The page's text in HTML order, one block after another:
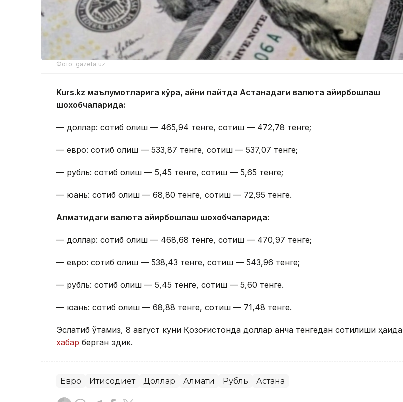
Фото: gazeta.uz
Kurs.kz маълумотларига кўра, айни пайтда Астанадаги валюта айирбошлаш
шохобчаларида:
— доллар: сотиб олиш — 465,94 тенге, сотиш — 472,78 тенге;
— евро: сотиб олиш — 533,87 тенге, сотиш — 537,07 тенге;
— рубль: сотиб олиш — 5,45 тенге, сотиш — 5,65 тенге;
— юань: сотиб олиш — 68,80 тенге, сотиш — 72,95 тенге.
Алматидаги валюта айирбошлаш шохобчаларида:
— доллар: сотиб олиш — 468,68 тенге, сотиш — 470,97 тенге;
— евро: сотиб олиш — 538,43 тенге, сотиш — 543,96 тенге;
— рубль: сотиб олиш — 5,45 тенге, сотиш — 5,60 тенге.
— юань: сотиб олиш — 68,88 тенге, сотиш — 71,48 тенге.
Эслатиб ўтамиз, 8 август куни Қозоғистонда доллар қанча тенгедан сотилиши ҳақида
хабар берган эдик.
Евро Иқтисодиёт Доллар Алмати Рубль Астана